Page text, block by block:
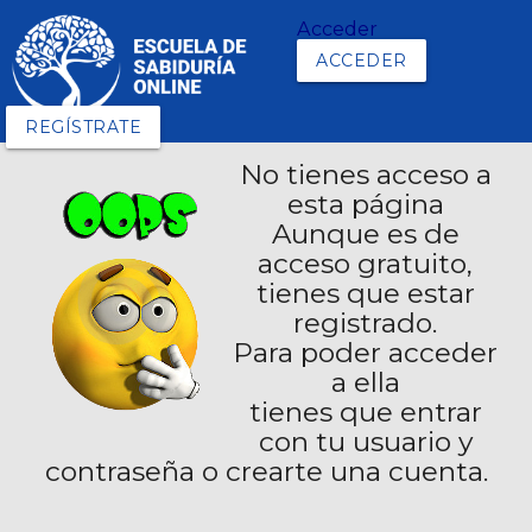
Acceder
ACCEDER
REGÍSTRATE
No tienes acceso a
esta página
Aunque es de
acceso gratuito,
tienes que estar
registrado.
Para poder acceder
a ella
tienes que entrar
con tu usuario y
contraseña o crearte una cuenta.